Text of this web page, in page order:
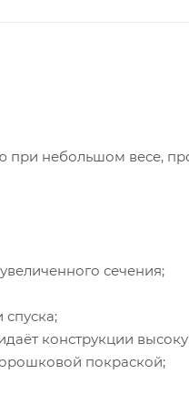
небольшом весе,
сечения;
конструкции
покраской;